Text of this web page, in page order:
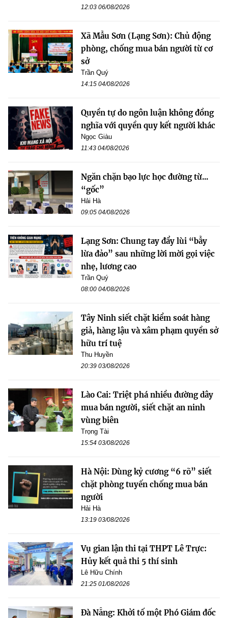
12:03 06/08/2026
Xã Mẫu Sơn (Lạng Sơn): Chủ động
phòng, chống mua bán người từ cơ
sở
Trần Quý
14:15 04/08/2026
Quyền tự do ngôn luận không đồng
nghĩa với quyền quy kết người khác
Ngọc Giàu
11:43 04/08/2026
Ngăn chặn bạo lực học đường từ...
“gốc”
Hải Hà
09:05 04/08/2026
Lạng Sơn: Chung tay đẩy lùi “bẫy
lừa đảo” sau những lời mời gọi việc
nhẹ, lương cao
Trần Quý
08:00 04/08/2026
Tây Ninh siết chặt kiểm soát hàng
giả, hàng lậu và xâm phạm quyền sở
hữu trí tuệ
Thu Huyền
20:39 03/08/2026
Lào Cai: Triệt phá nhiều đường dây
mua bán người, siết chặt an ninh
vùng biên
Trọng Tài
15:54 03/08/2026
Hà Nội: Dùng kỷ cương “6 rõ” siết
chặt phòng tuyến chống mua bán
người
Hải Hà
13:19 03/08/2026
Vụ gian lận thi tại THPT Lê Trực:
Hủy kết quả thi 5 thí sinh
Lê Hữu Chính
21:25 01/08/2026
Đà Nẵng: Khởi tố một Phó Giám đốc